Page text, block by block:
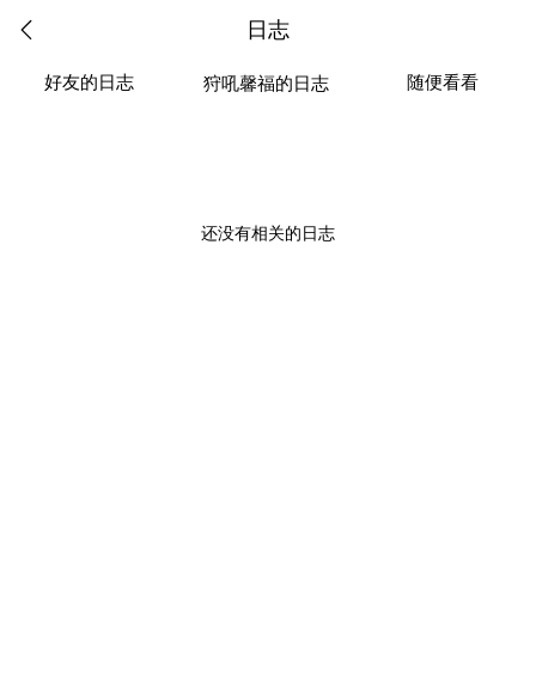
日志
好友的日志 狩吼馨福的日志 随便看看
还没有相关的日志